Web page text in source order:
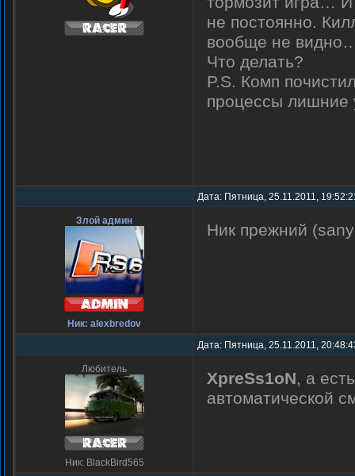
не постоянно.
вообще не
Что делать?
P.S. Комп
процессы лишние
Дата: Пятница, 25.11.2011,
Злой админ
Ник: alexbredov
Ник прежний
Дата: Пятница, 25.11.2011,
Любитель
Ник: BlackBird565
XpreSs1oN, а
автоматической